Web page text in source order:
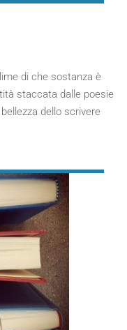
di che sostanza è
staccata dalle poesie
dello scrivere